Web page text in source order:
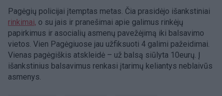
Pagėgių policijai įtemptas metas. Čia prasidėjo išankstiniai
rinkimai, o su jais ir pranešimai apie galimus rinkėjų
papirkimus ir asocialių asmenų pavežėjimą iki balsavimo
vietos. Vien Pagėgiuose jau užfiksuoti 4 galimi pažeidimai.
Vienas pagėgiškis atskleidė – už balsą siūlyta 10eurų. Į
išankstinius balsavimus renkasi įtarimų keliantys neblaivūs
asmenys.